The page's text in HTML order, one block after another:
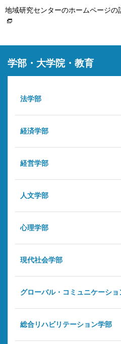
地域研究センターのホームページの
学部・大学院・教育
法学部
経済学部
経営学部
人文学部
心理学部
現代社会学部
グローバル・コミュニケーショ
総合リハビリテーション学部